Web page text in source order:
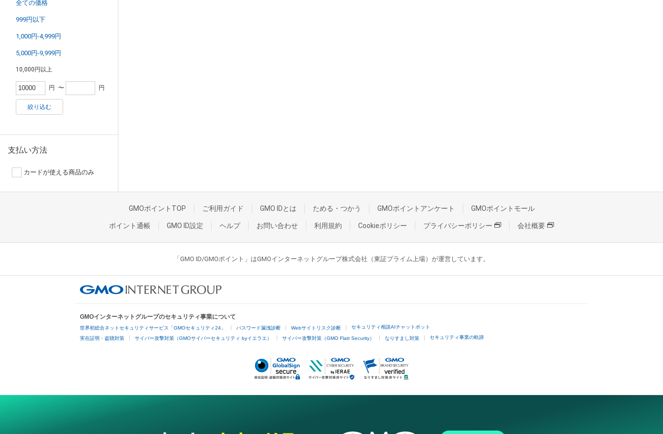
全ての価格
999円以下
1,000円-4,999円
5,000円-9,999円
10,000円以上
円 〜 円
絞り込む
支払い方法
カードが使える商品のみ
GMOポイントTOP ご利用ガイド GMO IDとは ためる・つかう GMOポイントアンケート GMOポイントモール
ポイント通帳 GMO ID設定 ヘルプ お問い合わせ 利用規約 Cookieポリシー プライバシーポリシー 会社概要
「GMO ID/GMOポイント」はGMOインターネットグループ株式会社（東証プライム上場）が運営しています。
GMOインターネットグループのセキュリティ事業について
世界初総合ネットセキュリティサービス「GMOセキュリティ24」 パスワード漏洩診断 Webサイトリスク診断 セキュリティ相談AIチャットボット
実在証明・盗聴対策 サイバー攻撃対策（GMOサイバーセキュリティ byイエラエ） サイバー攻撃対策（GMO Flatt Security） なりすまし対策 セキュリティ事業の軌跡